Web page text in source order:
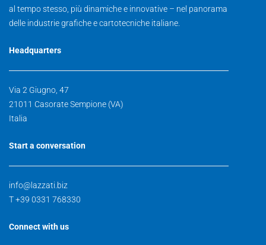
al tempo stesso, più dinamiche e innovative – nel panorama
delle industrie grafiche e cartotecniche italiane.
Headquarters
Via 2 Giugno, 47
21011 Casorate Sempione (VA)
Italia
Start a conversation
info@lazzati.biz
T +39 0331 768330
Connect with us